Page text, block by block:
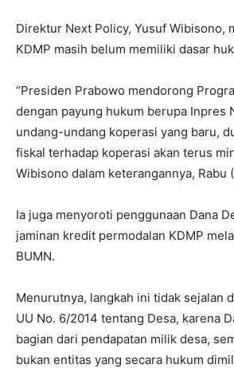
Direktur Next Policy, Yusuf Wibisono,
KDMP masih belum memiliki dasar
“Presiden Prabowo mendorong
dengan payung hukum berupa Inpres
undang-undang koperasi yang baru,
fiskal terhadap koperasi akan terus
Wibisono dalam keterangannya, Rabu
Ia juga menyoroti penggunaan Dana
jaminan kredit permodalan KDMP
BUMN.
Menurutnya, langkah ini tidak sejalan
UU No. 6/2014 tentang Desa, karena
bagian dari pendapatan milik desa,
bukan entitas yang secara hukum